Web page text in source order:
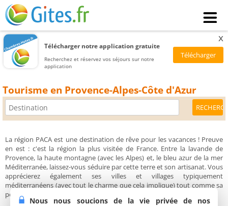
Télécharger notre application gratuite
Recherchez et réservez vos séjours sur notre
application
x
Tourisme en Provence-Alpes-Côte d'Azur
La région PACA est une destination de rêve pour les vacances ! Preuve
en est : c'est la région la plus visitée de France. Entre la lavande de
Provence, la haute montagne (avec les Alpes) et, le bleu azur de la mer
Méditerranée, laissez-vous séduire par cette terre et son artisanat. Vous
apprécierez également ses villes et villages typiquement
méditerranéens (avec tout le charme que cela implique) tout comme sa
population qui est toute de caractère et de chaleur.
Nous nous soucions de la vie privée de nos